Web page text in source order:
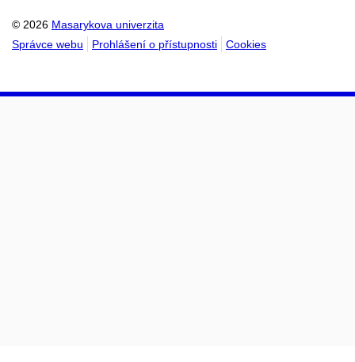
© 2026 Masarykova univerzita
Správce webu
Prohlášení o přístupnosti Cookies